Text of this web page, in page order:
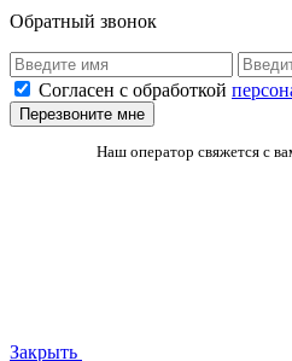
Обратный звонок
Согласен с обработкой
Перезвоните мне
Наш оператор свяжется с
Закрыть